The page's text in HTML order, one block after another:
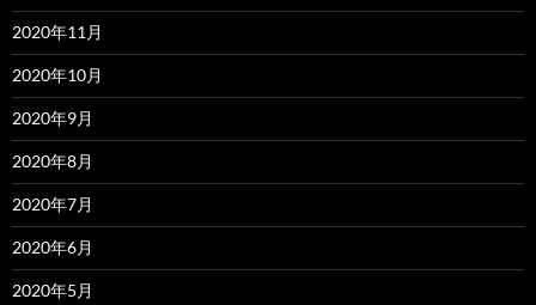
2020年11月
2020年10月
2020年9月
2020年8月
2020年7月
2020年6月
2020年5月